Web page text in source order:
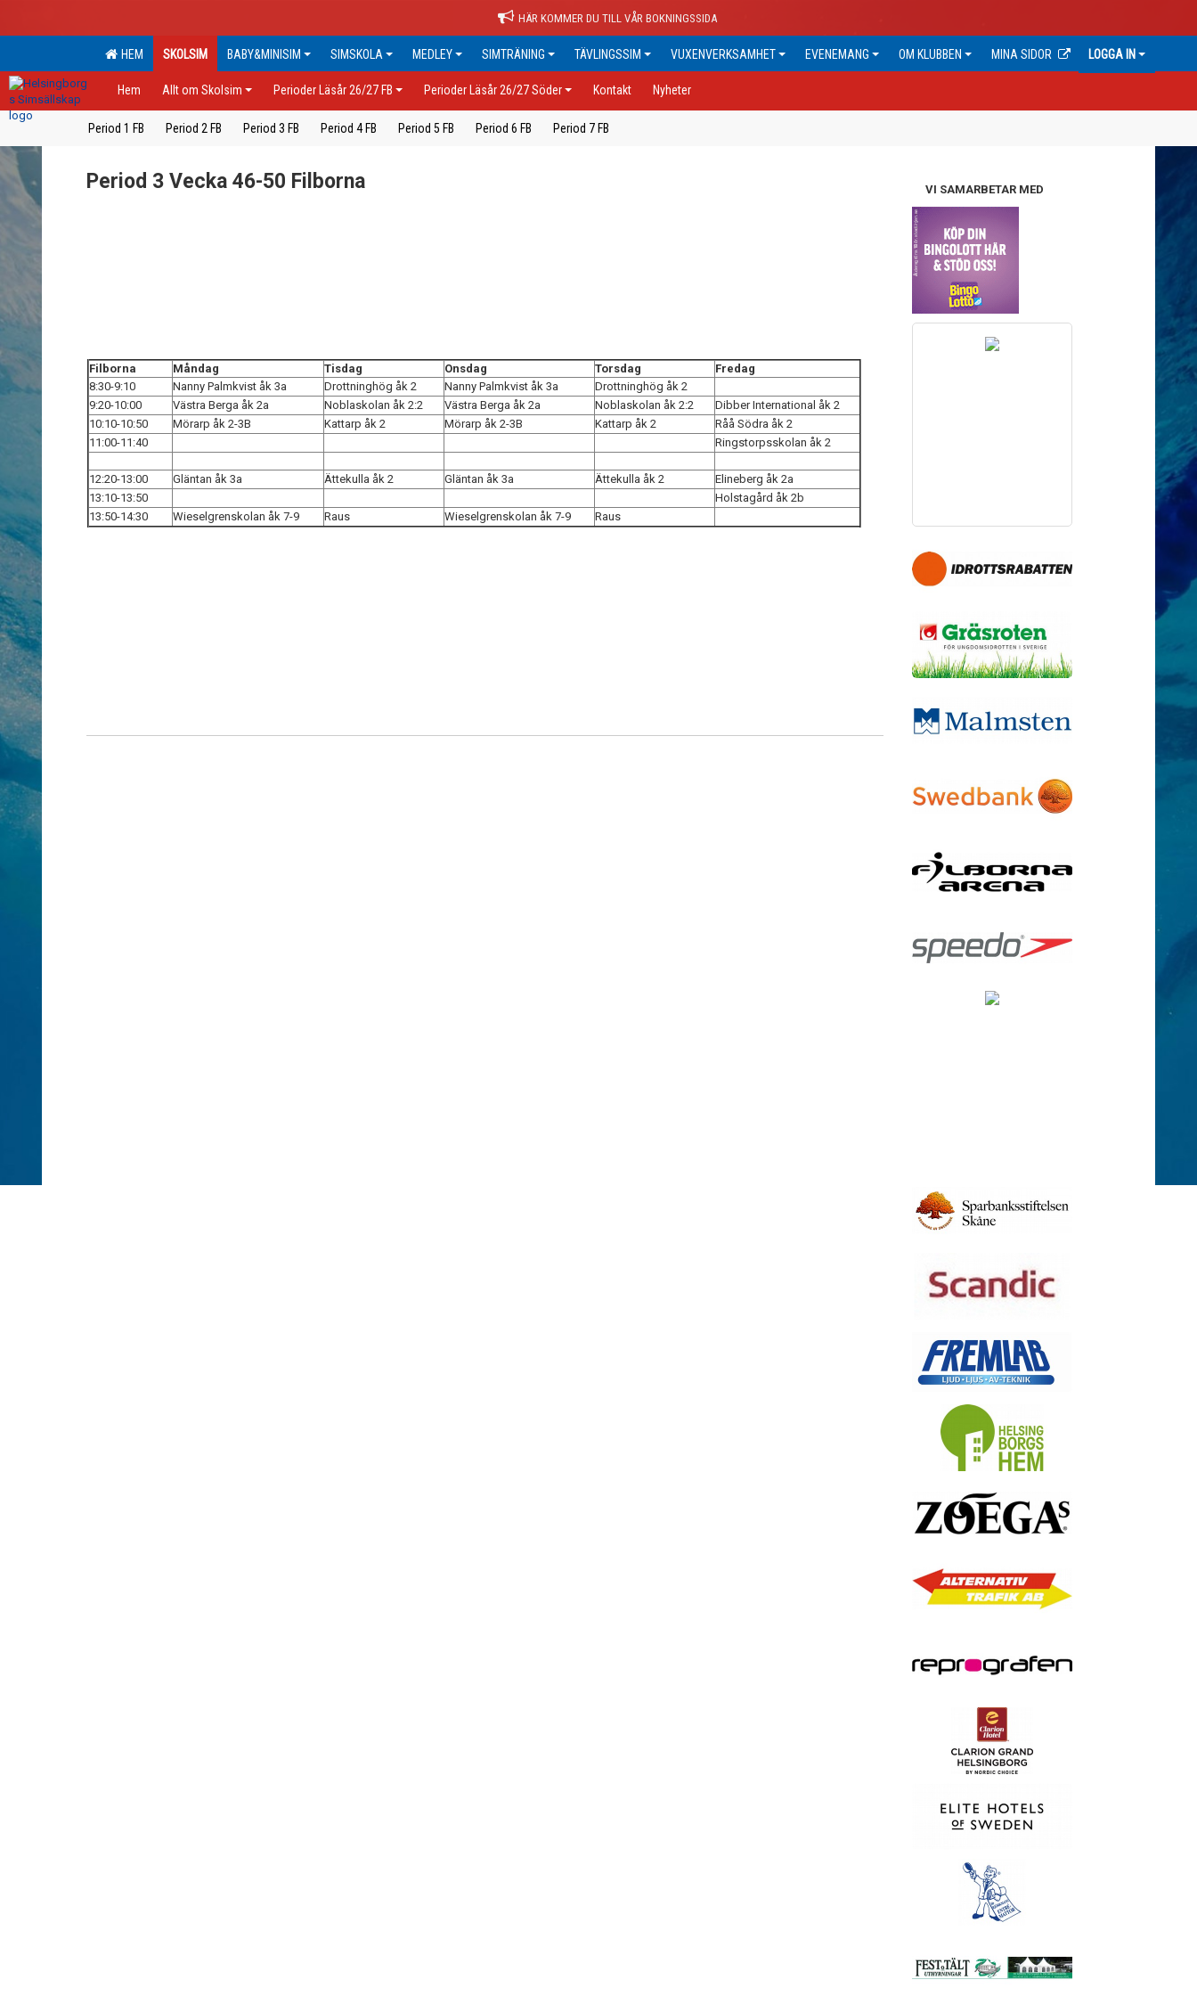
HÄR KOMMER DU TILL VÅR BOKNINGSSIDA
HEM SKOLSIM BABY&MINISIM SIMSKOLA MEDLEY SIMTRÄNING TÄVLINGSSIM VUXENVERKSAMHET EVENEMANG OM KLUBBEN MINA SIDOR LOGGA IN
Hem Allt om Skolsim Perioder Läsår 26/27 FB Perioder Läsår 26/27 Söder Kontakt Nyheter
Period 1 FB Period 2 FB Period 3 FB Period 4 FB Period 5 FB Period 6 FB Period 7 FB
Period 3 Vecka 46-50 Filborna
Filborna Måndag Tisdag Onsdag Torsdag
Fredag
8:30-9:10
Nanny Palmkvist åk 3a Drottninghög åk 2 Nanny Palmkvist åk 3a
Drottninghög åk 2
9:20-10:00
Västra Berga åk 2a Noblaskolan åk 2:2 Västra Berga åk 2a Noblaskolan åk 2:2
Dibber International åk 2
10:10-10:50
Mörarp åk 2-3B Kattarp åk 2 Mörarp åk 2-3B Kattarp åk 2
Råå Södra åk 2
11:00-11:40
Ringstorpsskolan åk 2
12:20-13:00 Gläntan åk 3a Ättekulla åk 2 Gläntan åk 3a Ättekulla åk 2
Elineberg åk 2a
13:10-13:50
Holstagård åk 2b
13:50-14:30
Wieselgrenskolan åk 7-9 Raus Wieselgrenskolan åk 7-9 Raus
VI SAMARBETAR MED